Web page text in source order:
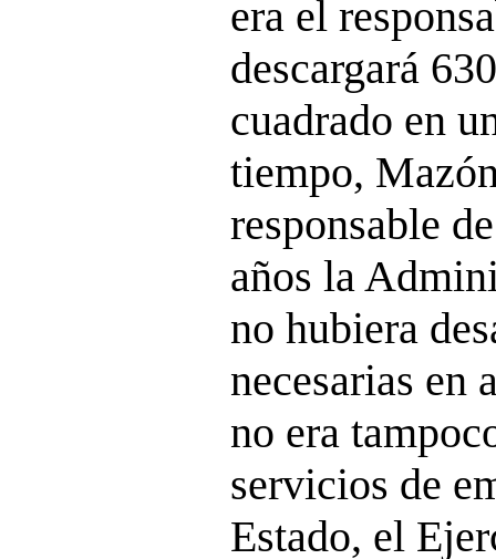
era el
descargará
cuadrado en
tiempo,
responsable
años la
no hubiera
necesarias en
no era
servicios de
Estado, el